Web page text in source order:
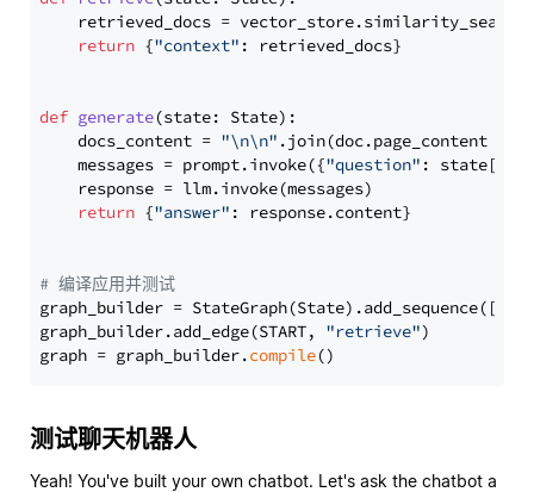
retrieved_docs =
return {"context" : retrieved_docs}
def generate(state: State):
    docs_content =
"\n\n" .join(doc.page_content
    messages = prompt.invoke({
"question" : state[
    response = llm.invoke(messages)
return {"answer" : response.content}
# 编译应用并测试
graph_builder =
graph_builder.add_edge(START, "retrieve")
graph = graph_builder.compile
测试聊天机器人
Yeah! You've built your own chatbot. Let's ask the chatbot a